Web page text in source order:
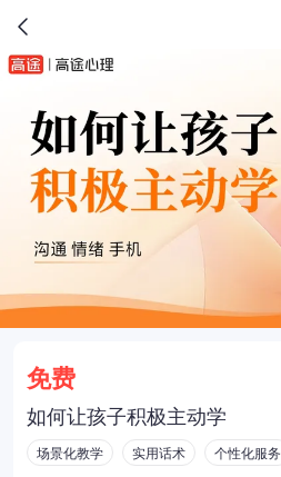
免费
如何让孩子积极主动学
场景化教学 实用话术 个性化服务